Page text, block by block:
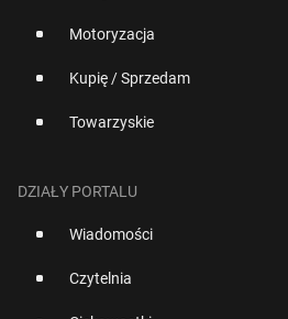
Motoryzacja
Kupię / Sprzedam
Towarzyskie
DZIAŁY PORTALU
Wiadomości
Czytelnia